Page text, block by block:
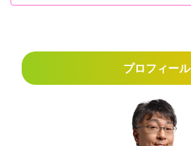
プロフィール